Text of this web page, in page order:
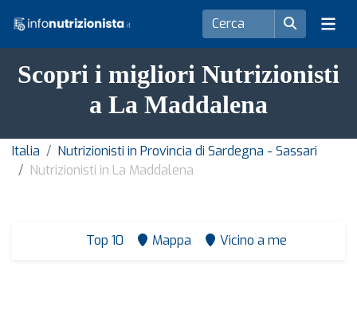
Scopri i migliori Nutrizionisti
a La Maddalena
Italia
Nutrizionisti in Provincia di Sardegna - Sassari
Nutrizionisti in La Maddalena
Top 10 Mappa Vicino a me